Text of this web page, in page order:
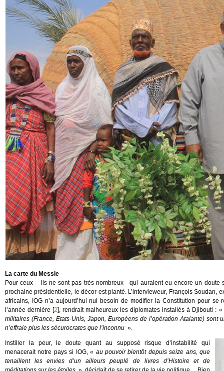
La carte du Messie
Pour ceux – ils ne sont pas très nombreux - qui auraient eu encore un
prochaine présidentielle, le décor est planté. L’intervieweur, François Soudan,
africains, IOG n’a aujourd’hui nul besoin de modifier la Constitution pour
l’année dernière [2], rendrait malheureux les diplomates installés à Djibouti : «
militaires (France, Etats-Unis, Japon, Européens de l’opération Atalante) sont
n’effraie plus les sécurocrates que l’inconnu ».
Instiller la peur, le doute quant au supposé risque d’instabilité qui
menacerait notre pays si IOG, « au pouvoir bientôt depuis seize ans, que
tenaillent les envies d’un ailleurs peuplé de livres d’Histoire et de